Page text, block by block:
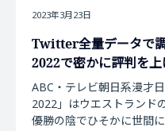
2023年3月23日
Twitter全量データで
2022で密かに評判を
ABC・テレビ朝日系漫才
2022」はウエストランド
優勝の陰でひそかに世間